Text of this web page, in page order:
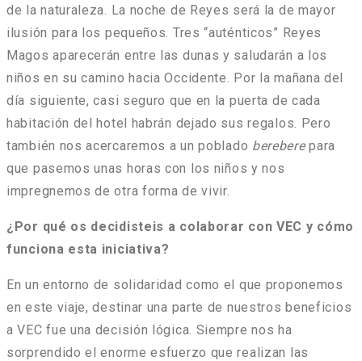
de la naturaleza. La noche de Reyes será la de mayor
ilusión para los pequeños. Tres “auténticos” Reyes
Magos aparecerán entre las dunas y saludarán a los
niños en su camino hacia Occidente. Por la mañana del
día siguiente, casi seguro que en la puerta de cada
habitación del hotel habrán dejado sus regalos. Pero
también nos acercaremos a un poblado bereberepara
que pasemos unas horas con los niños y nos
impregnemos de otra forma de vivir.
¿Por qué os decidisteis a colaborar con VEC y cómo
funciona esta iniciativa?
En un entorno de solidaridad como el que proponemos
en este viaje, destinar una parte de nuestros beneficios
a VEC fue una decisión lógica. Siempre nos ha
sorprendido el enorme esfuerzo que realizan las